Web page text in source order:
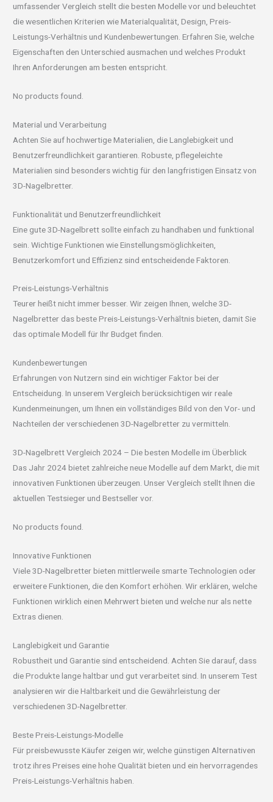
umfassender Vergleich stellt die besten Modelle vor und beleuchtet
die wesentlichen Kriterien wie Materialqualität, Design, Preis-
Leistungs-Verhältnis und Kundenbewertungen. Erfahren Sie, welche
Eigenschaften den Unterschied ausmachen und welches Produkt
Ihren Anforderungen am besten entspricht.
No products found.
Material und Verarbeitung
Achten Sie auf hochwertige Materialien, die Langlebigkeit und
Benutzerfreundlichkeit garantieren. Robuste, pflegeleichte
Materialien sind besonders wichtig für den langfristigen Einsatz von
3D-Nagelbretter.
Funktionalität und Benutzerfreundlichkeit
Eine gute 3D-Nagelbrett sollte einfach zu handhaben und funktional
sein. Wichtige Funktionen wie Einstellungsmöglichkeiten,
Benutzerkomfort und Effizienz sind entscheidende Faktoren.
Preis-Leistungs-Verhältnis
Teurer heißt nicht immer besser. Wir zeigen Ihnen, welche 3D-
Nagelbretter das beste Preis-Leistungs-Verhältnis bieten, damit Sie
das optimale Modell für Ihr Budget finden.
Kundenbewertungen
Erfahrungen von Nutzern sind ein wichtiger Faktor bei der
Entscheidung. In unserem Vergleich berücksichtigen wir reale
Kundenmeinungen, um Ihnen ein vollständiges Bild von den Vor- und
Nachteilen der verschiedenen 3D-Nagelbretter zu vermitteln.
3D-Nagelbrett Vergleich 2024 – Die besten Modelle im Überblick
Das Jahr 2024 bietet zahlreiche neue Modelle auf dem Markt, die mit
innovativen Funktionen überzeugen. Unser Vergleich stellt Ihnen die
aktuellen Testsieger und Bestseller vor.
No products found.
Innovative Funktionen
Viele 3D-Nagelbretter bieten mittlerweile smarte Technologien oder
erweitere Funktionen, die den Komfort erhöhen. Wir erklären, welche
Funktionen wirklich einen Mehrwert bieten und welche nur als nette
Extras dienen.
Langlebigkeit und Garantie
Robustheit und Garantie sind entscheidend. Achten Sie darauf, dass
die Produkte lange haltbar und gut verarbeitet sind. In unserem Test
analysieren wir die Haltbarkeit und die Gewährleistung der
verschiedenen 3D-Nagelbretter.
Beste Preis-Leistungs-Modelle
Für preisbewusste Käufer zeigen wir, welche günstigen Alternativen
trotz ihres Preises eine hohe Qualität bieten und ein hervorragendes
Preis-Leistungs-Verhältnis haben.